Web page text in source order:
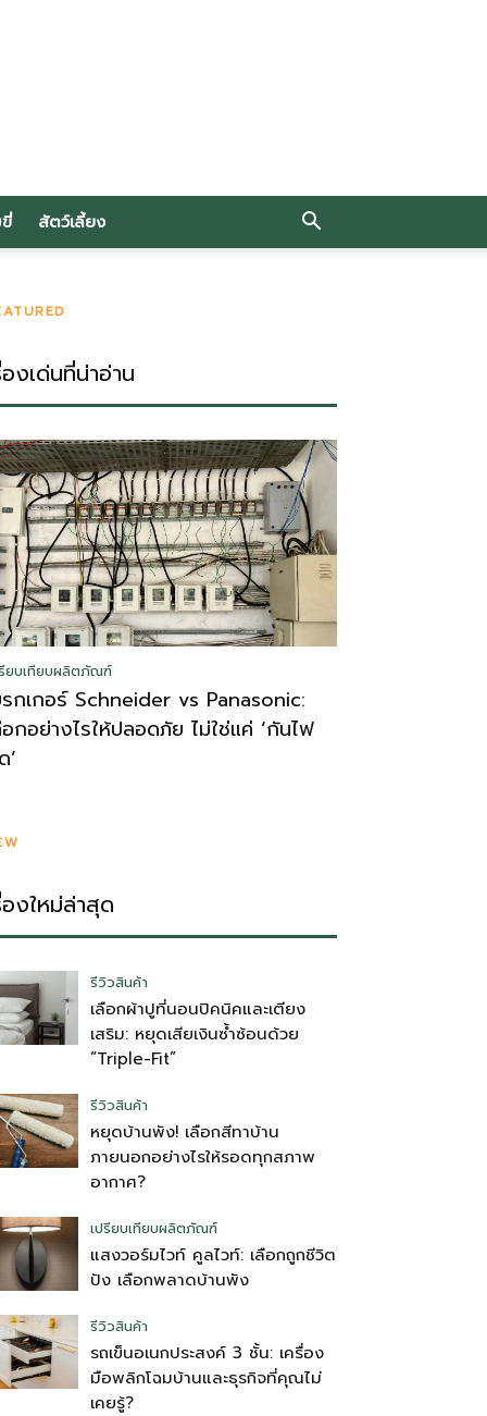
สัตว์เลี้ยง
องเด่นที่น่าอ่าน
ยบเทียบผลิตภัณฑ์
รกเกอร์ Schneider vs Panasonic:
อกอย่างไรให้ปลอดภัย ไม่ใช่แค่ ‘กันไฟ
องใหม่ล่าสุด
รีวิวสินค้า
เลือกผ้าปูที่นอนปิคนิคและเตียง
เสริม: หยุดเสียเงินซ้ำซ้อนด้วย
“Triple-Fit”
รีวิวสินค้า
หยุดบ้านพัง! เลือกสีทาบ้าน
ภายนอกอย่างไรให้รอดทุกสภาพ
อากาศ?
เปรียบเทียบผลิตภัณฑ์
แสงวอร์มไวท์ คูลไวท์: เลือกถูกชีวิต
ปัง เลือกพลาดบ้านพัง
รีวิวสินค้า
รถเข็นอเนกประสงค์ 3 ชั้น: เครื่อง
มือพลิกโฉมบ้านและธุรกิจที่คุณไม่
เคยรู้?